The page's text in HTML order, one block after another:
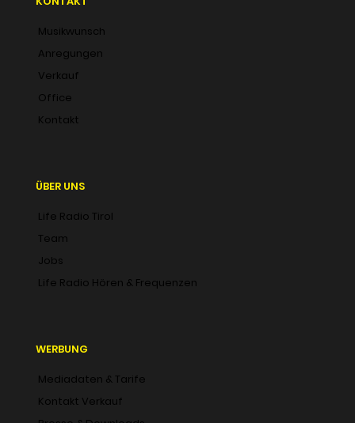
Musikwunsch
Anregungen
Verkauf
Office
Kontakt
ÜBER UNS
Life Radio Tirol
Team
Jobs
Life Radio Hören & Frequenzen
WERBUNG
Mediadaten & Tarife
Kontakt Verkauf